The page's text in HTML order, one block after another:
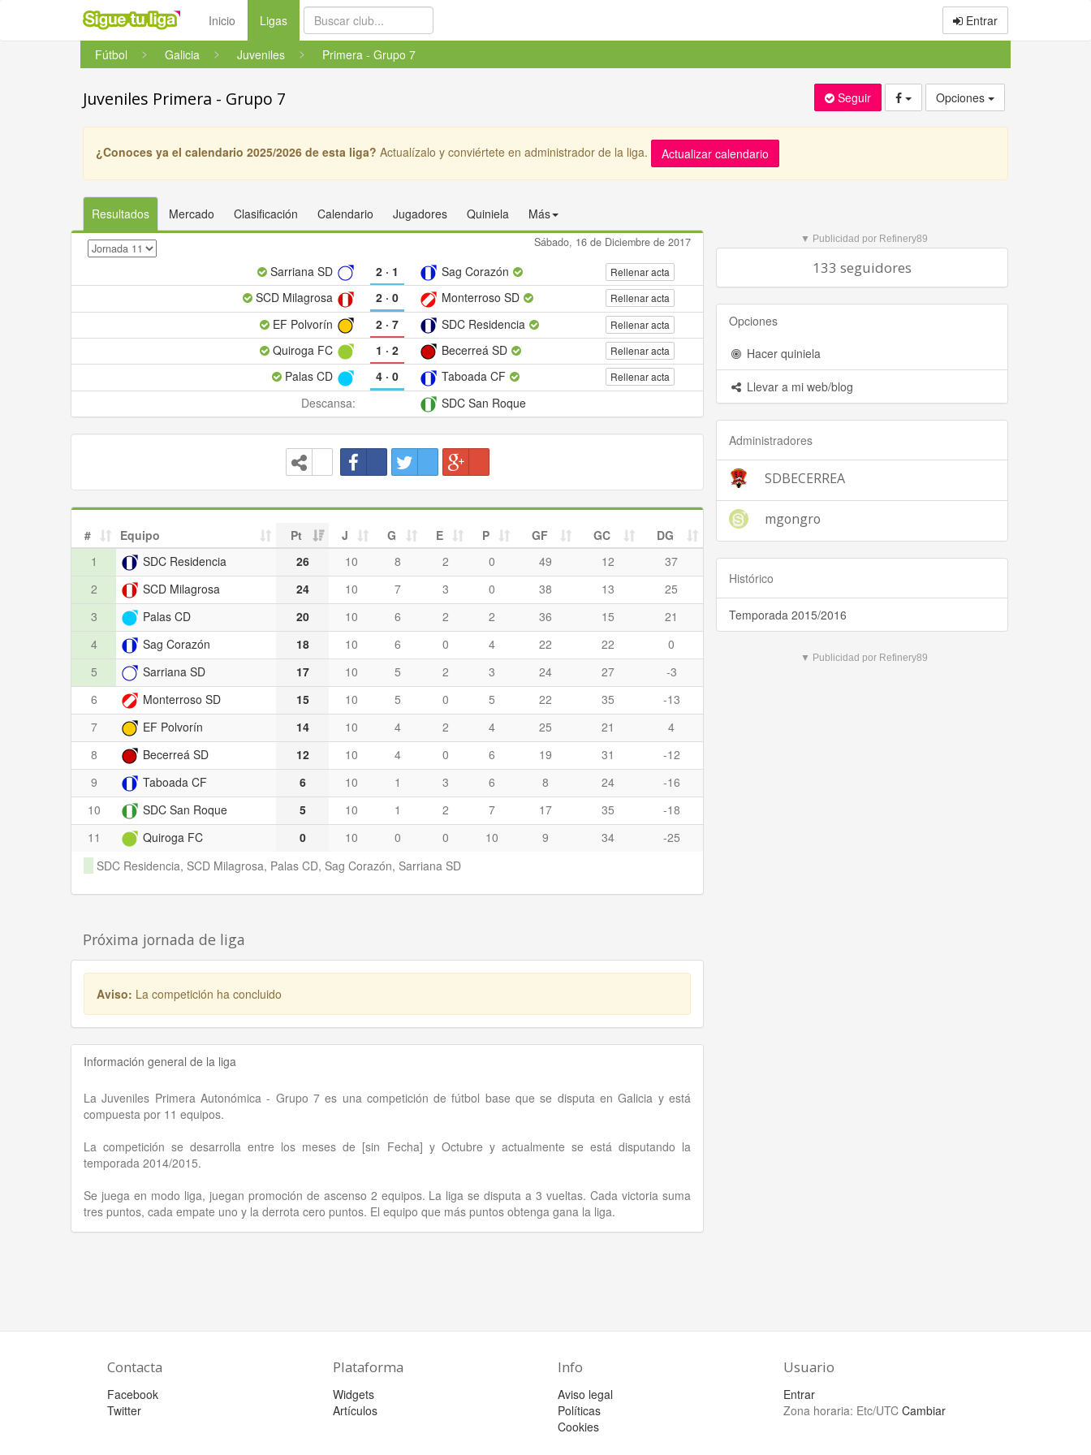
Inicio Ligas(current) Entrar
Fútbol Galicia Juveniles Primera - Grupo 7
Juveniles Primera - Grupo 7 Seguir Opciones
¿Conoces ya el calendario 2025/2026 de esta liga? Actualízalo y conviértete en administrador de la liga. Actualizar calendario
Resultados Mercado Clasificación Calendario Jugadores Quiniela Más
Sábado, 16 de Diciembre de 2017
Sarriana SD 2· 1 Sag Corazón Rellenar acta
SCD Milagrosa 2· 0 Monterroso SD Rellenar acta
EF Polvorín 2· 7 SDC Residencia Rellenar acta
Quiroga FC 1 · 2 Becerreá SD Rellenar acta
Palas CD 4· 0 Taboada CF Rellenar acta
Descansa: SDC San Roque
# Equipo Pt J G E P GF GC
DG
1
SDC Residencia 26 10 8 2 0 49 12
37
2
SCD Milagrosa 24 10 7 3 0 38 13
25
3
Palas CD 20 10 6 2 2 36 15
21
4
Sag Corazón 18 10 6 0 4 22 22
0
5
Sarriana SD 17 10 5 2 3 24 27
-3
6
Monterroso SD 15 10 5 0 5 22 35
-13
7
EF Polvorín 14 10 4 2 4 25 21
4
8
Becerreá SD 12 10 4 0 6 19 31
-12
9
Taboada CF 6 10 1 3 6 8 24
-16
10
SDC San Roque 5 10 1 2 7 17 35
-18
11
Quiroga FC 0 10 0 0 10 9 34
-25
SDC Residencia, SCD Milagrosa, Palas CD, Sag Corazón, Sarriana SD
Próxima jornada de liga
Aviso: La competición ha concluido
Información general de la liga
La Juveniles Primera Autonómica - Grupo 7 es una competición de fútbol base que se disputa en Galicia y está
compuesta por 11 equipos.
La competición se desarrolla entre los meses de [sin Fecha] y Octubre y actualmente se está disputando la
temporada 2014/2015.
Se juega en modo liga, juegan promoción de ascenso 2 equipos. La liga se disputa a 3 vueltas. Cada victoria suma
tres puntos, cada empate uno y la derrota cero puntos. El equipo que más puntos obtenga gana la liga.
▼ Publicidad por Refinery89
133 seguidores
Opciones
Hacer quiniela
Llevar a mi web/blog
Administradores
SDBECERREA
mgongro
Histórico
Temporada 2015/2016
▼ Publicidad por Refinery89
Contacta
Facebook
Twitter
Plataforma
Widgets
Artículos
Info
Aviso legal
Políticas
Cookies
Usuario
Entrar
Zona horaria: Etc/UTC Cambiar